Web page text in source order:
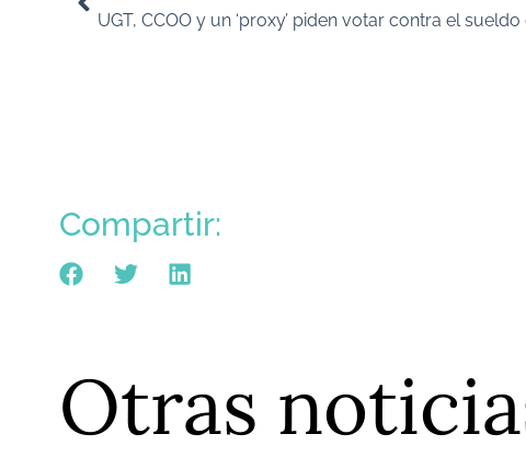
Compartir:
Otras